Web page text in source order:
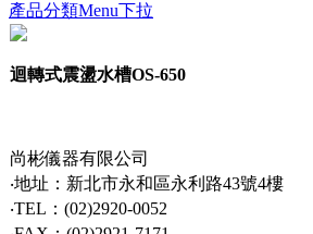
產品分類Menu下拉
迴轉式震盪水槽OS-650
尚彬儀器有限公司
‧地址：新北市永和區永利路43號4樓
‧TEL：(02)2920-0052